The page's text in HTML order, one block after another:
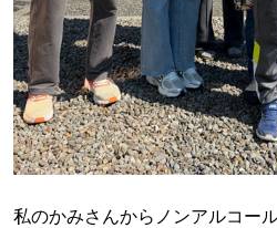
私のかみさんからノンアルコー